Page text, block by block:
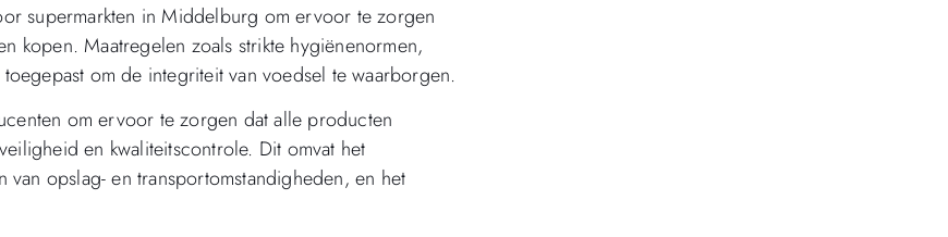
supermarkten in Middelburg om ervoor te zorgen
kopen. Maatregelen zoals strikte hygiënenormen,
om de integriteit van voedsel te waarborgen.
om ervoor te zorgen dat alle producten
en kwaliteitscontrole. Dit omvat het
opslag- en transportomstandigheden, en het